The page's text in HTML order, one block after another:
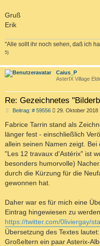
Gruß
Erik
"Alle sollt ihr noch sehen, daß ich
5)
Caius_P
AsterIX Village
Re: Gezeichnetes
Beitrag: # 59556B
i
t
r
g
29. Oktober 2018
Fabrice Tarrin stand als
länger fest - einschließlich
allein seinen Namen zeigt.
"Les 12 travaux d'Astérix" ist
besonders humorvolle)
durch die Kürzung für die
gewonnen hat.
Daher war es für mich eine
Eintrag hingewiesen zu
https://twitter.com/0liviergay/
Übersetzung des Textes
Großeltern ein paar Asterix-